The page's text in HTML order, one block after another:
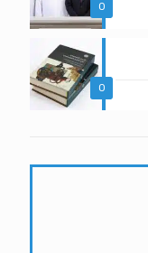
0
0